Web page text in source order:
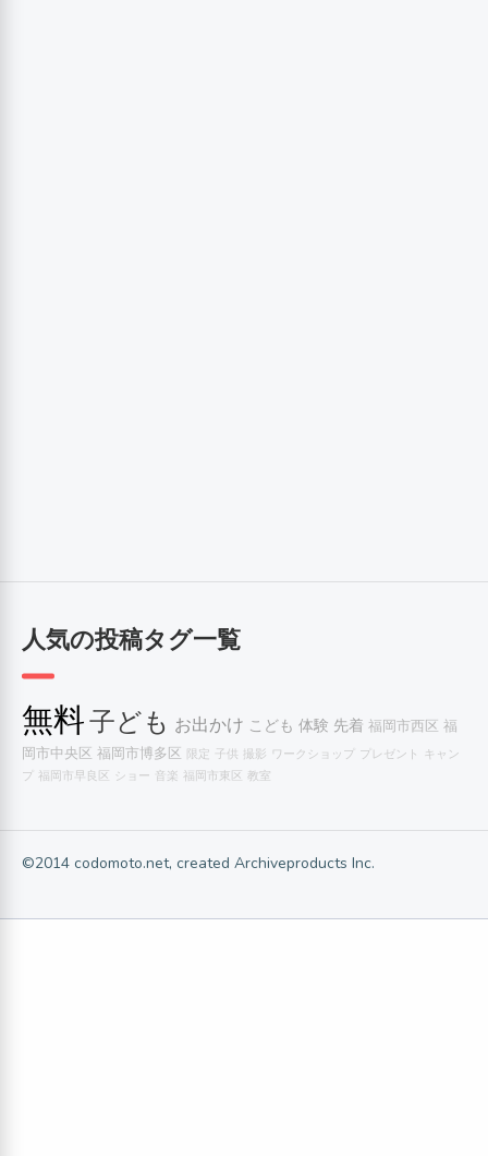
人気の投稿タグ一覧
無料子ども お出かけ こども 体験 先着 福岡市西区 福
岡市中央区 福岡市博多区 限定 子供 撮影 ワークショップ プレゼント キャン
プ 福岡市早良区 ショー 音楽 福岡市東区 教室
©2014 codomoto.net, created Archiveproducts Inc.